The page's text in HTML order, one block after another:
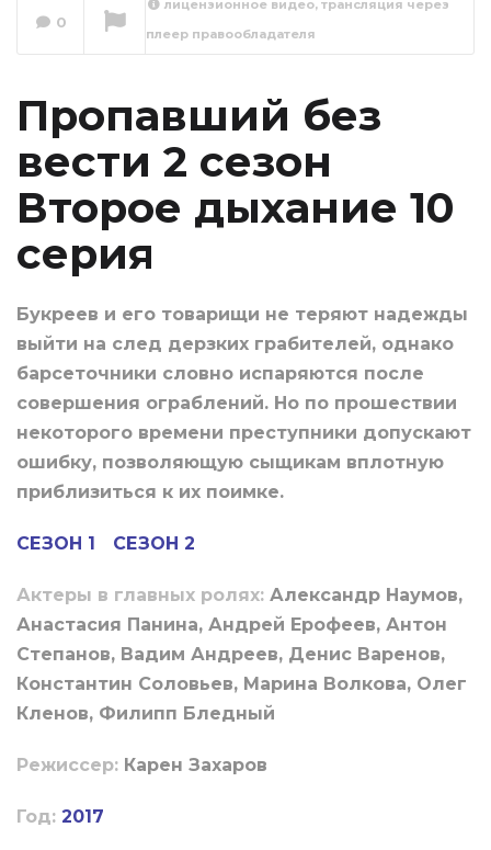
Второе дыхание 11
0
лицензионное видео, трансляция через
плеер правообладателя
Пропавший без
вести 2 сезон
Второе дыхание 10
серия
Букреев и его товарищи не теряют надежды
выйти на след дерзких грабителей, однако
барсеточники словно испаряются после
совершения ограблений. Но по прошествии
некоторого времени преступники допускают
ошибку, позволяющую сыщикам вплотную
приблизиться к их поимке.
СЕЗОН 1 СЕЗОН 2
Актеры в главных ролях: Александр Наумов,
Анастасия Панина, Андрей Ерофеев, Антон
Степанов, Вадим Андреев, Денис Варенов,
Константин Соловьев, Марина Волкова, Олег
Кленов, Филипп Бледный
Режиссер: Карен Захаров
Год: 2017